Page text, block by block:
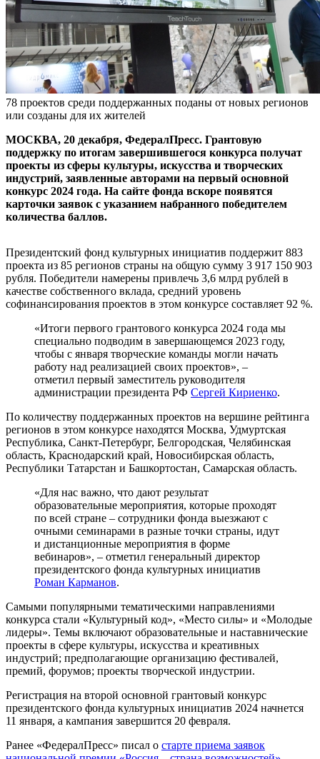
78 проектов среди поддержанных поданы от новых регионов
или созданы для их жителей
МОСКВА, 20 декабря, ФедералПресс. Грантовую
поддержку по итогам завершившегося конкурса получат
проекты из сферы культуры, искусства и творческих
индустрий, заявленные авторами на первый основной
конкурс 2024 года. На сайте фонда вскоре появятся
карточки заявок с указанием набранного победителем
количества баллов.
Президентский фонд культурных инициатив поддержит 883
проекта из 85 регионов страны на общую сумму 3 917 150 903
рубля. Победители намерены привлечь 3,6 млрд рублей в
качестве собственного вклада, средний уровень
софинансирования проектов в этом конкурсе составляет 92 %.
«Итоги первого грантового конкурса 2024 года мы
специально подводим в завершающемся 2023 году,
чтобы с января творческие команды могли начать
работу над реализацией своих проектов», –
отметил первый заместитель руководителя
администрации президента РФ Сергей Кириенко.
По количеству поддержанных проектов на вершине рейтинга
регионов в этом конкурсе находятся Москва, Удмуртская
Республика, Санкт-Петербург, Белгородская, Челябинская
область, Краснодарский край, Новосибирская область,
Республики Татарстан и Башкортостан, Самарская область.
«Для нас важно, что дают результат
образовательные мероприятия, которые проходят
по всей стране – сотрудники фонда выезжают с
очными семинарами в разные точки страны, идут
и дистанционные мероприятия в форме
вебинаров», – отметил генеральный директор
президентского фонда культурных инициатив
Роман Карманов.
Самыми популярными тематическими направлениями
конкурса стали «Культурный код», «Место силы» и «Молодые
лидеры». Темы включают образовательные и наставнические
проекты в сфере культуры, искусства и креативных
индустрий; предполагающие организацию фестивалей,
премий, форумов; проекты творческой индустрии.
Регистрация на второй основной грантовый конкурс
президентского фонда культурных инициатив 2024 начнется
11 января, а кампания завершится 20 февраля.
Ранее «ФедералПресс» писал о старте приема заявок